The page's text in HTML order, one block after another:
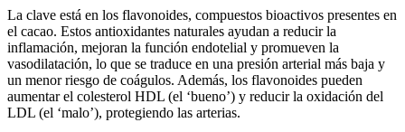
La clave está en los flavonoides, compuestos bioactivos presentes en
el cacao. Estos antioxidantes naturales ayudan a reducir la
inflamación, mejoran la función endotelial y promueven la
vasodilatación, lo que se traduce en una presión arterial más baja y
un menor riesgo de coágulos. Además, los flavonoides pueden
aumentar el colesterol HDL (el ‘bueno’) y reducir la oxidación del
LDL (el ‘malo’), protegiendo las arterias.